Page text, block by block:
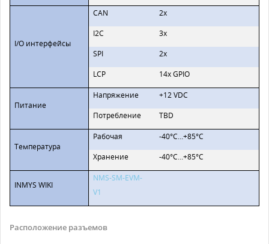
I/O интерфейсы
CAN
2x
I2C
3x
SPI
2x
LCP
14x GPIO
Питание
Напряжение
+12 VDC
Потребление
TBD
Температура
Рабочая
-40°C…+85°C
Хранение
-40°C…+85°C
INMYS WIKI
NMS-SM-EVM-
V1
Расположение разъемов